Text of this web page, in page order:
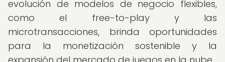
evolución de modelos de negocio flexibles,
como el free-to-play y las
microtransacciones, brinda oportunidades
para la monetización sostenible y la